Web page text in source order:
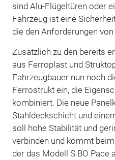
sind Alu-Flügeltüren oder
Fahrzeug ist eine
die den Anforderungen von
Zusätzlich zu den bereits
aus Ferroplast und
Fahrzeugbauer nun noch
Ferrostrukt ein, die
kombiniert. Die neue
Stahldeckschicht und
soll hohe Stabilität und
verbinden und kommt
der das Modell S.BO Pace